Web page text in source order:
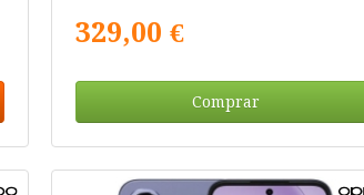
329,00 €
Comprar